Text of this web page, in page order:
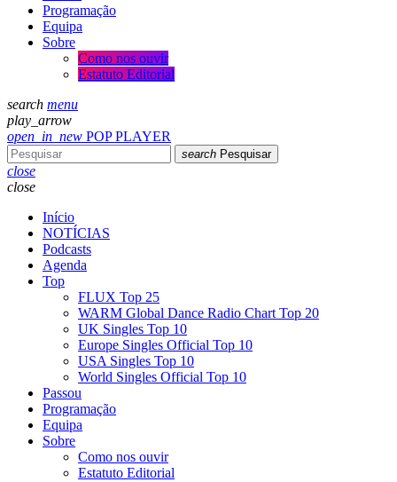
Programação
Equipa
Sobre
Como nos ouvir
Estatuto Editorial
search menu
play_arrow
open_in_new POP PLAYER
search Pesquisar
close
close
Início
NOTÍCIAS
Podcasts
Agenda
Top
FLUX Top 25
WARM Global Dance Radio Chart Top 20
UK Singles Top 10
Europe Singles Official Top 10
USA Singles Top 10
World Singles Official Top 10
Passou
Programação
Equipa
Sobre
Como nos ouvir
Estatuto Editorial